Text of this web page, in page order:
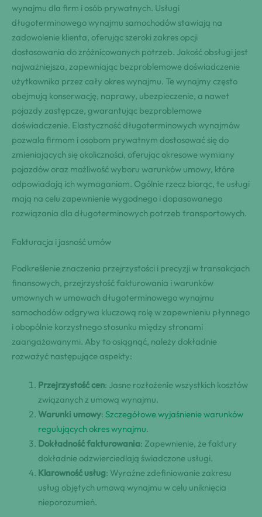
wynajmu dla firm i osób prywatnych. Usługi
długoterminowego wynajmu samochodów stawiają na
zadowolenie klienta, oferując szeroki zakres opcji
dostosowania do zróżnicowanych potrzeb. Jakość obsługi jest
najważniejsza, zapewniając bezproblemowe doświadczenie
użytkownika przez cały okres wynajmu. Te wynajmy często
obejmują konserwację, naprawy, ubezpieczenie, a nawet
pojazdy zastępcze, gwarantując bezproblemowe
doświadczenie. Elastyczność długoterminowych wynajmów
pozwala firmom i osobom prywatnym dostosować się do
zmieniających się okoliczności, oferując okresowe wymiany
pojazdów oraz możliwość wyboru warunków umowy, które
odpowiadają ich wymaganiom. Ogólnie rzecz biorąc, te usługi
mają na celu zapewnienie wygodnego i dopasowanego
rozwiązania dla długoterminowych potrzeb transportowych.
Fakturacja i jasność umów
Podkreślenie znaczenia przejrzystości i precyzji w transakcjach
finansowych, przejrzystość fakturowania i warunków
umownych w umowach długoterminowego wynajmu
samochodów odgrywa kluczową rolę w zapewnieniu płynnego
i obopólnie korzystnego stosunku między stronami
zaangażowanymi. Aby to osiągnąć, należy dokładnie
rozważyć następujące aspekty:
Przejrzystość cen: Jasne rozłożenie wszystkich kosztów
związanych z umową wynajmu.
Warunki umowy: Szczegółowe wyjaśnienie warunków
regulujących okres wynajmu.
Dokładność fakturowania: Zapewnienie, że faktury
dokładnie odzwierciedlają świadczone usługi.
Klarowność usług: Wyraźne zdefiniowanie zakresu
usług objętych umową wynajmu w celu uniknięcia
nieporozumień.